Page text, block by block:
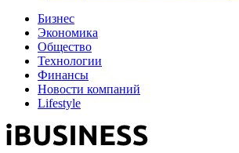
Бизнес
Экономика
Общество
Технологии
Финансы
Новости компаний
Lifestyle